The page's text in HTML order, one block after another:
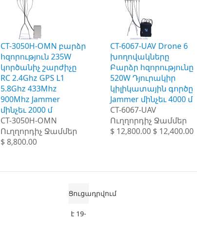
CT-3050H-OMN բարձր
հզորություն 235W
կործանիչ շարժիչը
RC 2.4Ghz GPS L1
5.8Ghz 433Mhz
900Mhz Jammer
մինչեւ 2000 մ
CT-3050H-OMN
Ուղղորդիչ Ջամմեր
$ 8,800.00
CT-6067-UAV Drone 6
խողովակները
Բարձր հզորությունը
520W Դյուրակիր
կիլիկատային գործը
Jammer մինչեւ 4000 մ
CT-6067-UAV
Ուղղորդիչ Ջամմեր
$ 12,800.00 $ 12,400.00
Ցուցադրվում
է 19-